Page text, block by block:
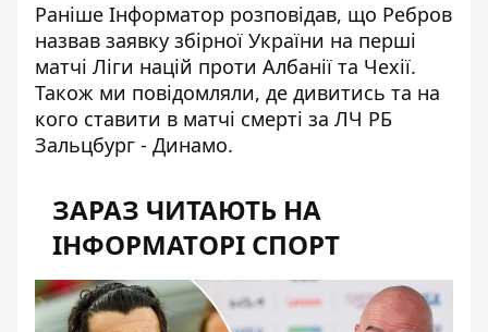
Раніше Інформатор розповідав, що Ребров
назвав заявку збірної України на перші
матчі Ліги націй проти Албанії та Чехії.
Також ми повідомляли, де дивитись та на
кого ставити в матчі смерті за ЛЧ РБ
Зальцбург - Динамо.
ЗАРАЗ ЧИТАЮТЬ НА
ІНФОРМАТОРІ СПОРТ